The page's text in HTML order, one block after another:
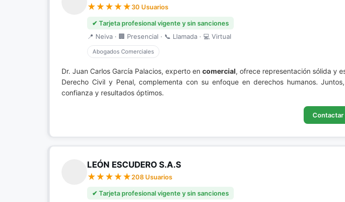
30 Usuarios
✔ Tarjeta profesional vigente y sin sanciones
📍 Neiva · 🏢 Presencial · 📞 Llamada · 💻 Virtual
Abogados Comerciales
Dr. Juan Carlos García Palacios, experto en comercial, ofrece representación sólida y
Derecho Civil y Penal, complementa con su enfoque en derechos humanos.
confianza y resultados óptimos.
Contactar
LEÓN ESCUDERO S.A.S
208 Usuarios
✔ Tarjeta profesional vigente y sin sanciones